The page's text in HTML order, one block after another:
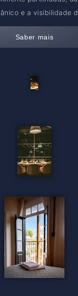
e a visibilidade
Saber mais